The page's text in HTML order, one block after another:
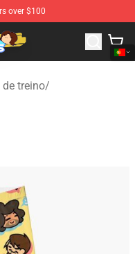
over $100
Game Grumps
treino/